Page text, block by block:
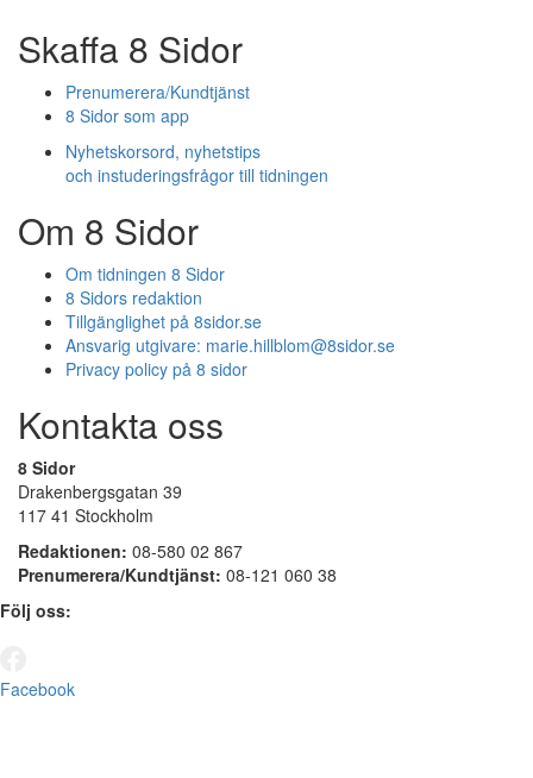
Skaffa 8 Sidor
Prenumerera/Kundtjänst
8 Sidor som app
Nyhetskorsord, nyhetstips
och instuderingsfrågor till tidningen
Om 8 Sidor
Om tidningen 8 Sidor
8 Sidors redaktion
Tillgänglighet på 8sidor.se
Ansvarig utgivare: marie.hillblom@8sidor.se
Privacy policy på 8 sidor
Kontakta oss
8 Sidor
Drakenbergsgatan 39
117 41 Stockholm
Redaktionen: 08-580 02 867
Prenumerera/Kundtjänst: 08-121 060 38
Följ oss:
Facebook